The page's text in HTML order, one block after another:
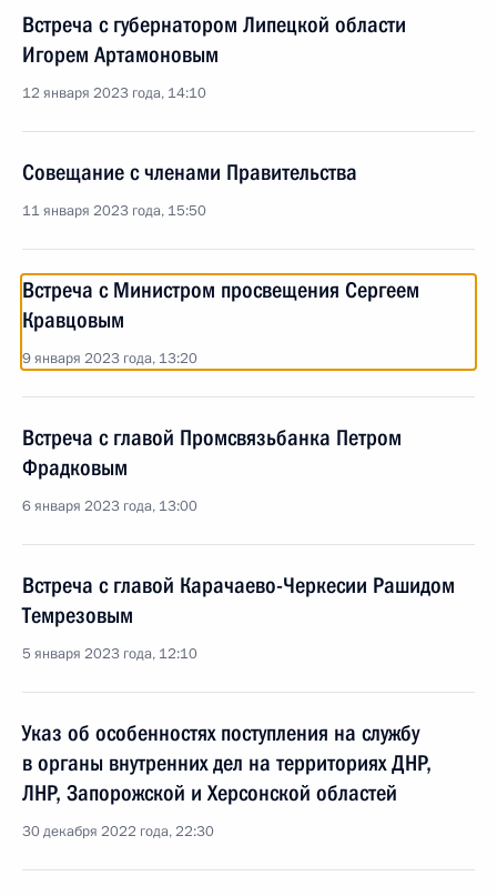
Встреча с губернатором Липецкой области
Игорем Артамоновым
12 января 2023 года, 14:10
Совещание с членами Правительства
11 января 2023 года, 15:50
Встреча с Министром просвещения Сергеем
Кравцовым
9 января 2023 года, 13:20
Встреча с главой Промсвязьбанка Петром
Фрадковым
6 января 2023 года, 13:00
Встреча с главой Карачаево-Черкесии Рашидом
Темрезовым
5 января 2023 года, 12:10
Указ об особенностях поступления на службу
в органы внутренних дел на территориях ДНР,
ЛНР, Запорожской и Херсонской областей
30 декабря 2022 года, 22:30